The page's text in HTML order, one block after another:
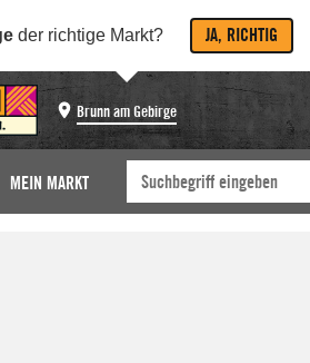
der richtige Markt? JA, RICHTIG
Brunn am Gebirge
MEIN MARKT